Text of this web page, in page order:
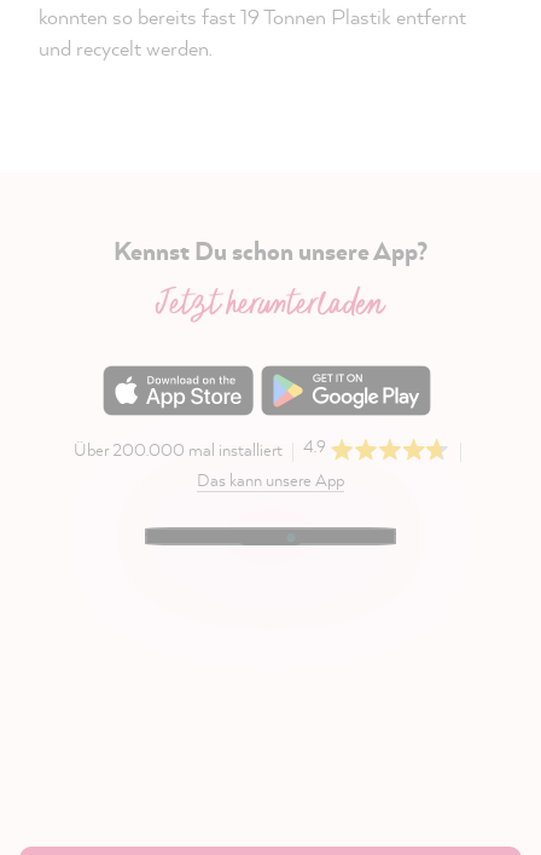
konnten so bereits fast 19 Tonnen Plastik entfernt
und recycelt werden.
Kennst Du schon unsere App?
Jetzt herunterladen
Über 200.000 mal installiert
4.9
Das kann unsere App